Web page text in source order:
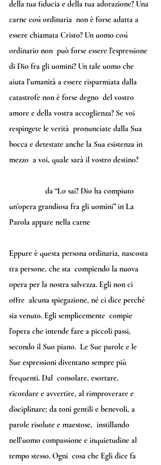
della tua fiducia e della tua adorazione? Una
carne così ordinaria  non è forse adatta a
essere chiamata Cristo? Un uomo così
ordinario non  può forse essere l’espressione
di Dio fra gli uomini? Un tale uomo che
aiuta l’umanità a essere risparmiata dalla
catastrofe non è forse degno  del vostro
amore e della vostra accoglienza? Se voi
respingete le verità  pronunciate dalla Sua
bocca e detestate anche la Sua esistenza in
mezzo  a voi, quale sarà il vostro destino?
un’opera grandiosa fra gli uomini” in La
Parola appare nella carne
Eppure è questa persona ordinaria, nascosta
tra persone, che sta  compiendo la nuova
opera per la nostra salvezza. Egli non ci
offre  alcuna spiegazione, né ci dice perché
sia venuto. Egli semplicemente  compie
l’opera che intende fare a piccoli passi,
secondo il Suo piano.  Le Sue parole e le
Sue espressioni diventano sempre più
frequenti. Dal  consolare, esortare,
ricordare e avvertire, al rimproverare e
disciplinare; da toni gentili e benevoli, a
parole risolute e maestose,  instillando
nell’uomo compassione e inquietudine al
tempo stesso. Ogni  cosa che Egli dice fa